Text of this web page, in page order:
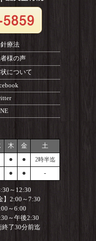
療法
様の声
について
木 金
土
● ●
2時半迄
● ● -
～12:30
】2:00～7:30
～6:00
～午後2:30
了30分前迄